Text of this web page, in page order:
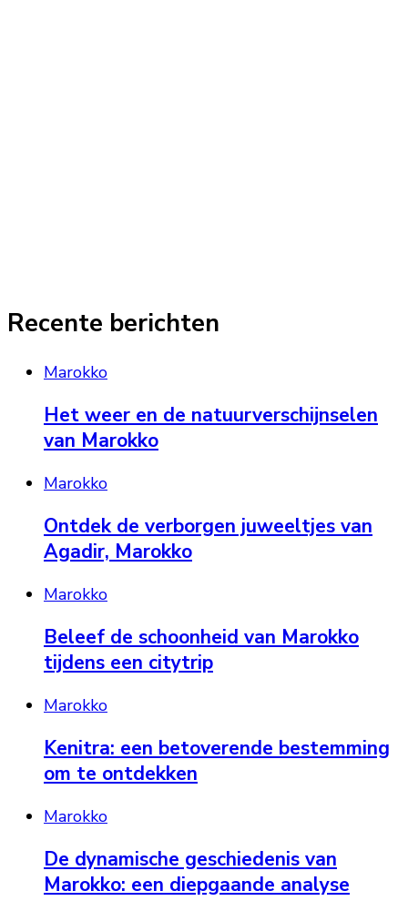
Recente berichten
Marokko
Het weer en de natuurverschijnselen
van Marokko
Marokko
Ontdek de verborgen juweeltjes van
Agadir, Marokko
Marokko
Beleef de schoonheid van Marokko
tijdens een citytrip
Marokko
Kenitra: een betoverende bestemming
om te ontdekken
Marokko
De dynamische geschiedenis van
Marokko: een diepgaande analyse